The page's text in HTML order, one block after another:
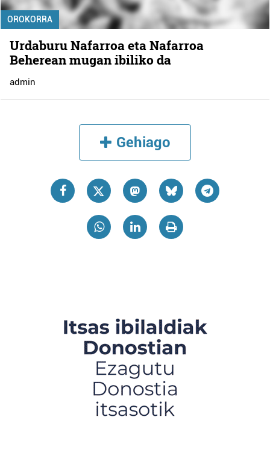
OROKORRA
Urdaburu Nafarroa eta Nafarroa
Beherean mugan ibiliko da
admin
Gehiago